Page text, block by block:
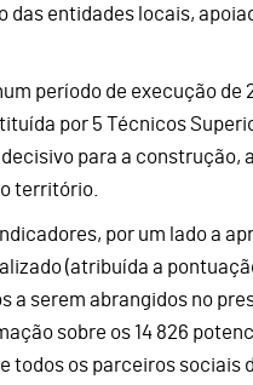
entidades locais,
período de execução de
por 5 Técnicos
para a construção,
território.
por um lado a
(atribuída a
a serem abrangidos no
sobre os 14 826
os parceiros sociais